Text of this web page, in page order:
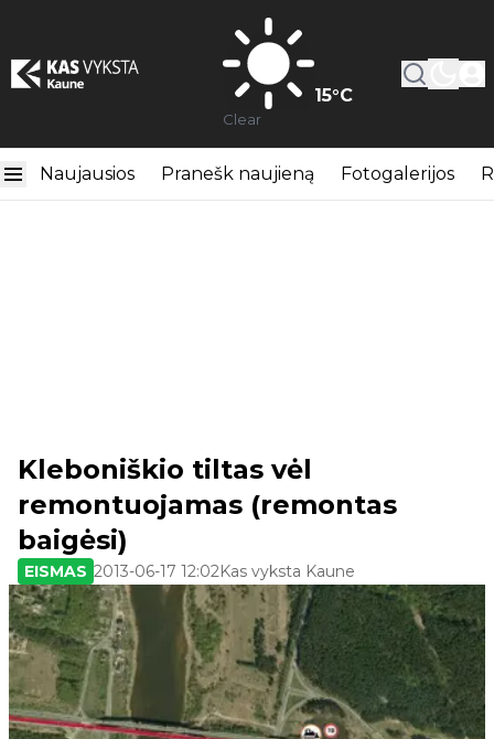
15°C
Clear
Naujausios Pranešk naujieną Fotogalerijos
Kleboniškio tiltas vėl
remontuojamas (remontas
baigėsi)
EISMAS 2013-06-17 12:02Kas vyksta Kaune